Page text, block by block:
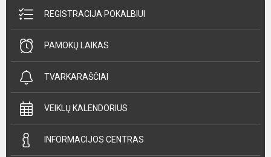
REGISTRACIJA POKALBIUI
PAMOKŲ LAIKAS
TVARKARAŠČIAI
VEIKLŲ KALENDORIUS
INFORMACIJOS CENTRAS